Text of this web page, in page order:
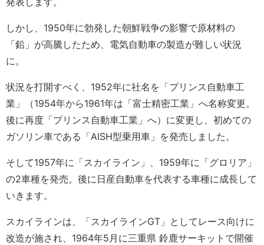
しかし、1950年に勃発した朝鮮戦争の影響で原材料の
「鉛」が高騰したため、電気自動車の製造が難しい状況
に。
状況を打開すべく、1952年に社名を「プリンス自動車工
業」（1954年から1961年は「富士精密工業」へ名称変更。
後に再度「プリンス自動車工業」へ）に変更し、初めての
ガソリン車である「AISH型乗用車」を発売しました。
そして1957年に「スカイライン」、1959年に「グロリア」
の2車種を発売。後に日産自動車を代表する車種に成長して
いきます。
スカイラインは、「スカイラインGT」としてレース向けに
改造が施され、1964年5月に三重県 鈴鹿サーキットで開催